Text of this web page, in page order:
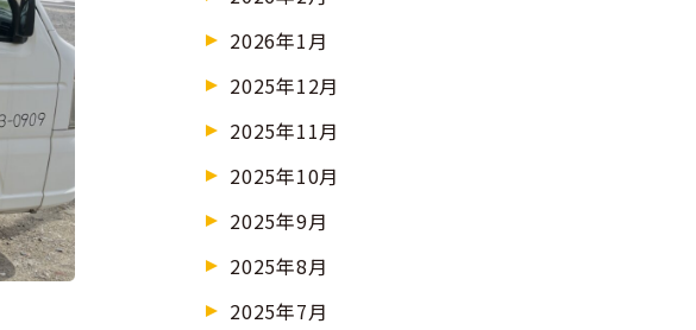
2026年1月
2025年12月
2025年11月
2025年10月
2025年9月
2025年8月
2025年7月